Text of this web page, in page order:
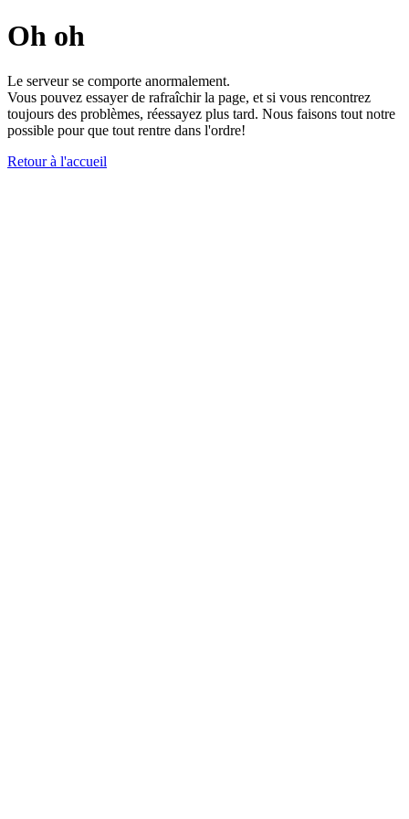
Oh oh
Le serveur se comporte anormalement.
Vous pouvez essayer de rafraîchir la page, et si vous rencontrez
toujours des problèmes, réessayez plus tard. Nous faisons tout notre
possible pour que tout rentre dans l'ordre!
Retour à l'accueil